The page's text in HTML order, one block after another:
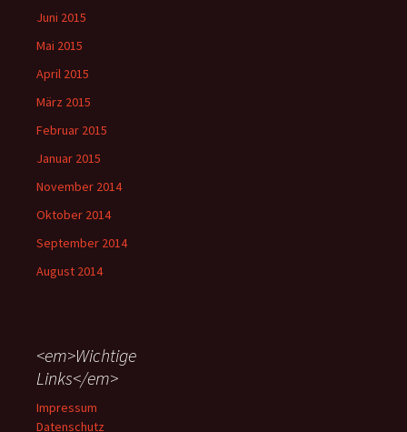
Juni 2015
Mai 2015
April 2015
März 2015
Februar 2015
Januar 2015
November 2014
Oktober 2014
September 2014
August 2014
<em>Wichtige
Links</em>
Impressum
Datenschutz